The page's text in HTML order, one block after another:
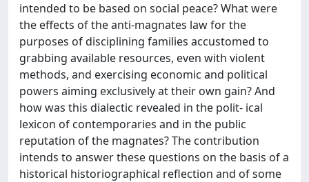
intended to be based on social peace? What were
the effects of the anti-magnates law for the
purposes of disciplining families accustomed to
grabbing available resources, even with violent
methods, and exercising economic and political
powers aiming exclusively at their own gain? And
how was this dialectic revealed in the polit- ical
lexicon of contemporaries and in the public
reputation of the magnates? The contribution
intends to answer these questions on the basis of a
historical historiographical reflection and of some